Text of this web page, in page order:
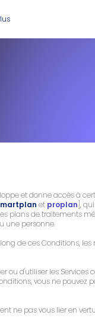
et donne accès à
et proplan ],
plans de traitements
une personne.
de ces Conditions, les
ou d'utiliser les Services
vous ne pouvez
ne pas vous lier en